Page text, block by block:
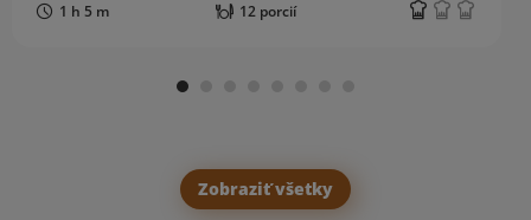
1 h 5 m 12 porcií
Zobraziť všetky